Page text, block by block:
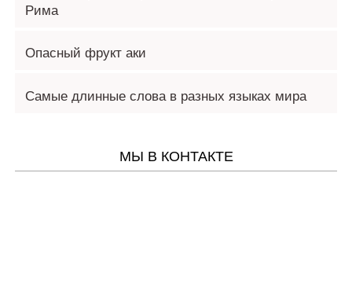
Рима
Опасный фрукт аки
Самые длинные слова в разных языках мира
МЫ В КОНТАКТЕ